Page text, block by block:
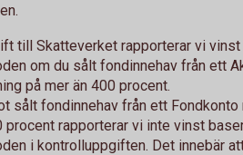
till Skatteverket rapporterar vi
om du sålt fondinnehav från ett
på mer än 400 procent.
sålt fondinnehav från ett
procent rapporterar vi inte vinst
i kontrolluppgiften. Det innebär